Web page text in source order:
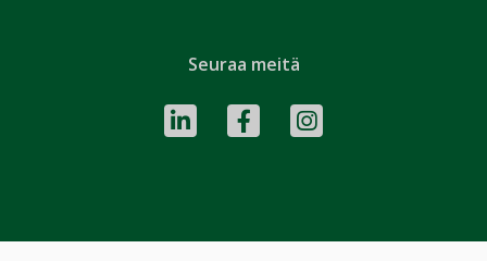
Seuraa meitä